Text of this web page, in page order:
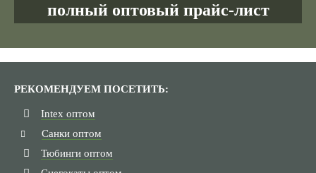
полный оптовый прайс-лист
РЕКОМЕНДУЕМ ПОСЕТИТЬ:
Intex оптом
Санки оптом
Тюбинги оптом